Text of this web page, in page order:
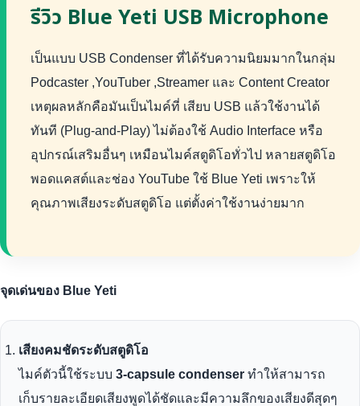
รีวิว Blue Yeti USB Microphone
เป็นแบบ USB Condenser ที่ได้รับความนิยมมากในกลุ่ม
Podcaster ,YouTuber ,Streamer และ Content Creator
เหตุผลหลักคือมันเป็นไมค์ที่ เสียบ USB แล้วใช้งานได้
ทันที (Plug-and-Play) ไม่ต้องใช้ Audio Interface หรือ
อุปกรณ์เสริมอื่นๆ เหมือนไมค์สตูดิโอทั่วไป หลายสตูดิโอ
พอดแคสต์และช่อง YouTube ใช้ Blue Yeti เพราะให้
คุณภาพเสียงระดับสตูดิโอ แต่ตั้งค่าใช้งานง่ายมาก
จุดเด่นของ Blue Yeti
เสียงคมชัดระดับสตูดิโอ
ไมค์ตัวนี้ใช้ระบบ 3-capsule condenser ทำให้สามารถ
เก็บรายละเอียดเสียงพูดได้ชัดและมีความลึกของเสียงดีสุดๆ